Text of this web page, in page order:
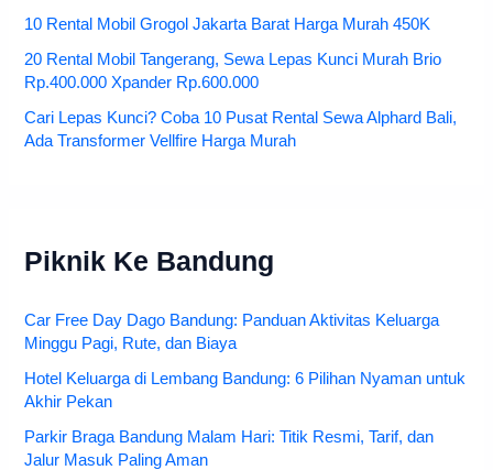
10 Rental Mobil Grogol Jakarta Barat Harga Murah 450K
20 Rental Mobil Tangerang, Sewa Lepas Kunci Murah Brio
Rp.400.000 Xpander Rp.600.000
Cari Lepas Kunci? Coba 10 Pusat Rental Sewa Alphard Bali,
Ada Transformer Vellfire Harga Murah
Piknik Ke Bandung
Car Free Day Dago Bandung: Panduan Aktivitas Keluarga
Minggu Pagi, Rute, dan Biaya
Hotel Keluarga di Lembang Bandung: 6 Pilihan Nyaman untuk
Akhir Pekan
Parkir Braga Bandung Malam Hari: Titik Resmi, Tarif, dan
Jalur Masuk Paling Aman